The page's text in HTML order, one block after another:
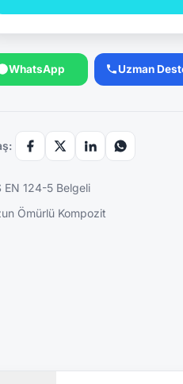
WhatsApp Uzman
EN 124-5 Belgeli
Ömürlü Kompozit